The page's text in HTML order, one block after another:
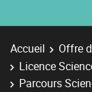
Accueil Offre
Licence
Parcours